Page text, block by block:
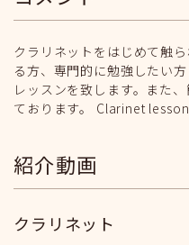
クラリネットをはじめて触
る方、専門的に勉強したい
レッスンを致します。また
ております。 Clarinet
紹介動画
クラリネット